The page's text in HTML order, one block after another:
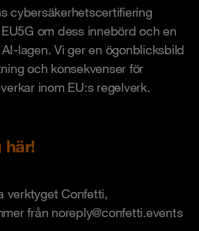
cybersäkerhetscertifiering
om dess innebörd och en
lagen. Vi ger en ögonblicksbild
och konsekvenser för
inom EU:s regelverk.
här!
verktyget Confetti,
från noreply@confetti.events